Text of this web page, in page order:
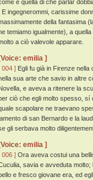
è quella di che parlar
E ingegnerommi, carissime
della fantasima
temiamo igualmente), a
a ciò valevole apparare.
[Voice: emilia ]
004 ] Egli fu già in Firenze
sua arte che savio in altre
e aveva a ritenere la
ciò che egli molto spesso, sí
scapolare ne traevano
di san Bernardo e la
gli serbava molto
[Voice: emilia ]
006 ] Ora aveva costui una
savia e avveduta molto;
e fresco giovane era, ed